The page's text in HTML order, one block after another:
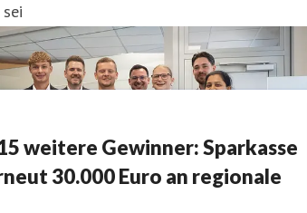
weitere Gewinner: Sparkasse
30.000 Euro an regionale